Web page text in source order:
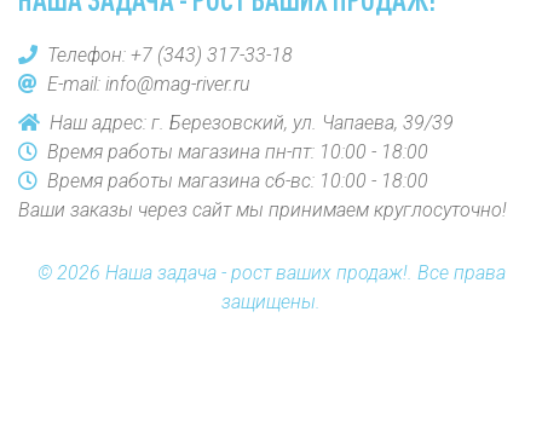
Телефон: +7 (343) 317-33-18
E-mail: info@mag-river.ru
Наш адрес: г. Березовский, ул. Чапаева, 39/39
Время работы магазина пн-пт: 10:00 - 18:00
Время работы магазина сб-вс: 10:00 - 18:00
Ваши заказы через сайт мы принимаем круглосуточно!
© 2026 Наша задача - рост ваших продаж!. Все права
защищены.